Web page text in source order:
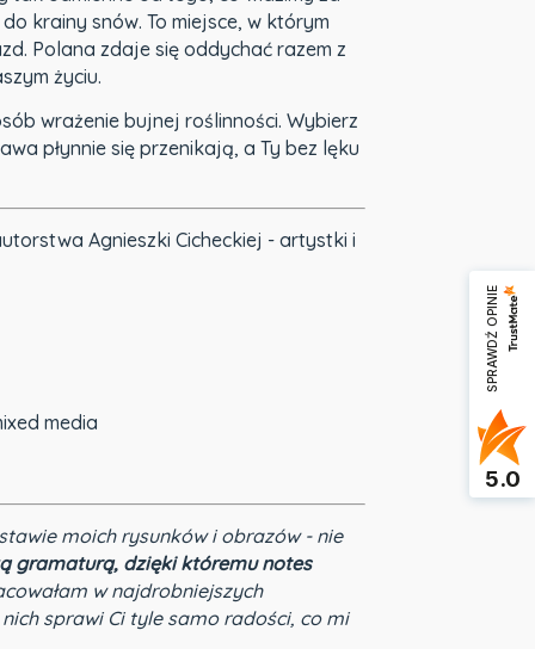
krainy snów. To miejsce, w którym
Polana zdaje się oddychać razem z
życiu.
wrażenie bujnej roślinności. Wybierz
płynnie się przenikają, a Ty bez lęku
Agnieszki Cicheckiej - artystki i
media
moich rysunków i obrazów - nie
gramaturą, dzięki któremu notes
w najdrobniejszych
sprawi Ci tyle samo radości, co mi
SPRAWDŹ OPINIE
5.0